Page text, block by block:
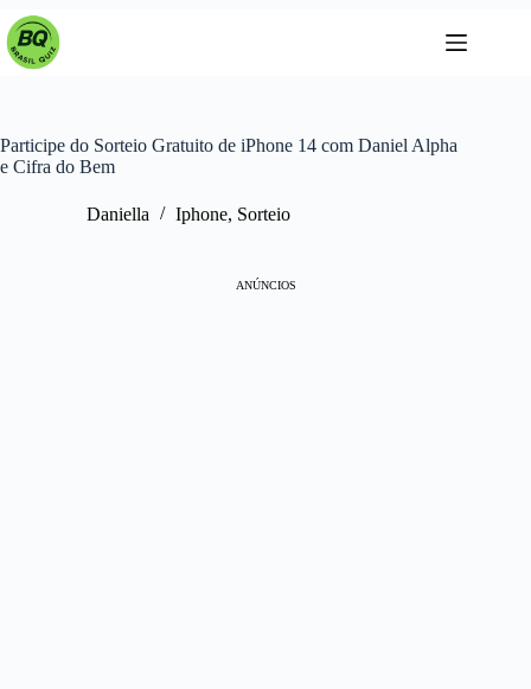
Pular
para
Participe do Sorteio Gratuito de iPhone 14 com Daniel Alpha
e Cifra do Bem
Daniella Iphone, Sorteio
ANÚNCIOS